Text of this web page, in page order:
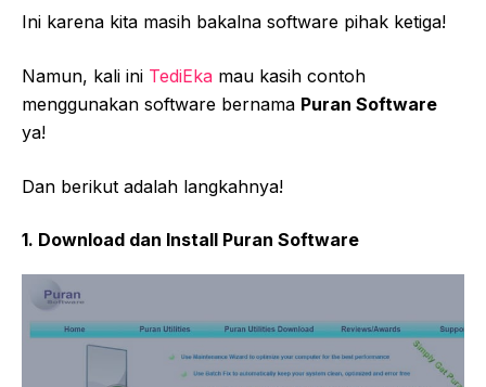
Ini karena kita masih bakalna software pihak ketiga!
Namun, kali ini TediEka mau kasih contoh
menggunakan software bernama Puran Software
ya!
Dan berikut adalah langkahnya!
1. Download dan Install Puran Software